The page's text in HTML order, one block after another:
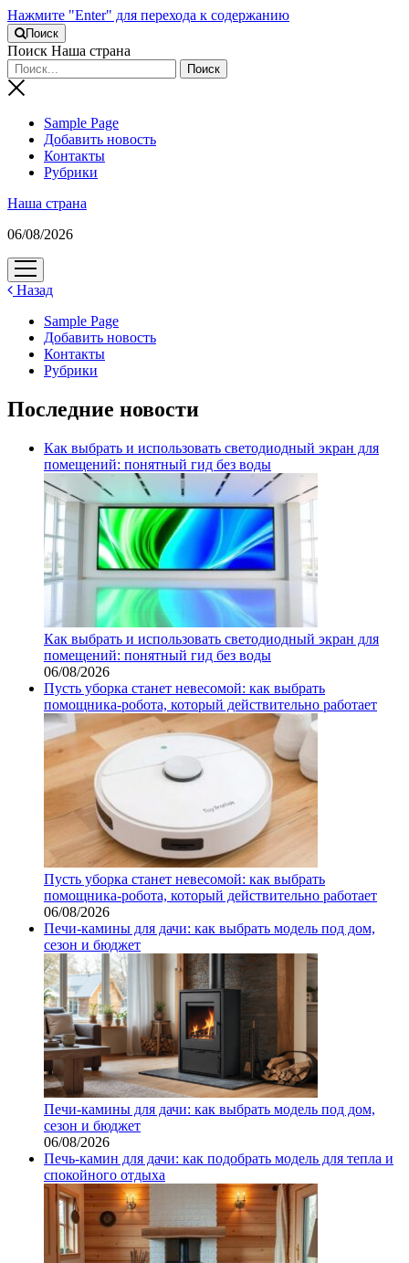
Нажмите "Enter" для перехода к содержанию
Поиск
Поиск Наша страна
Sample Page
Добавить новость
Контакты
Рубрики
Наша страна
06/08/2026
открыть
меню
Назад
Sample Page
Добавить новость
Контакты
Рубрики
Последние новости
Как выбрать и использовать светодиодный экран для
помещений: понятный гид без воды
Как выбрать и использовать светодиодный экран для
помещений: понятный гид без воды
06/08/2026
Пусть уборка станет невесомой: как выбрать
помощника‑робота, который действительно работает
Пусть уборка станет невесомой: как выбрать
помощника‑робота, который действительно работает
06/08/2026
Печи-камины для дачи: как выбрать модель под дом,
сезон и бюджет
Печи-камины для дачи: как выбрать модель под дом,
сезон и бюджет
06/08/2026
Печь-камин для дачи: как подобрать модель для тепла и
спокойного отдыха